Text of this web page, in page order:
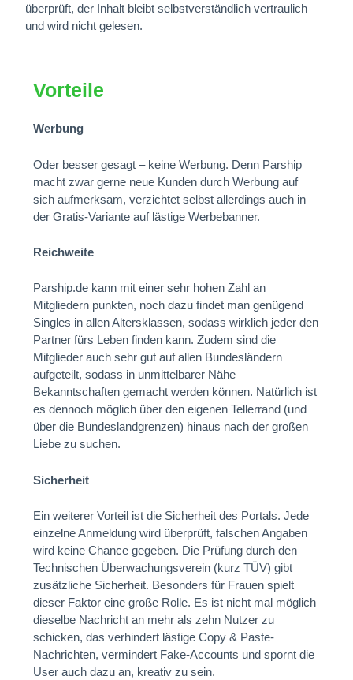
überprüft, der Inhalt bleibt selbstverständlich vertraulich
und wird nicht gelesen.
Vorteile
Werbung
Oder besser gesagt – keine Werbung. Denn Parship
macht zwar gerne neue Kunden durch Werbung auf
sich aufmerksam, verzichtet selbst allerdings auch in
der Gratis-Variante auf lästige Werbebanner.
Reichweite
Parship.de kann mit einer sehr hohen Zahl an
Mitgliedern punkten, noch dazu findet man genügend
Singles in allen Altersklassen, sodass wirklich jeder den
Partner fürs Leben finden kann. Zudem sind die
Mitglieder auch sehr gut auf allen Bundesländern
aufgeteilt, sodass in unmittelbarer Nähe
Bekanntschaften gemacht werden können. Natürlich ist
es dennoch möglich über den eigenen Tellerrand (und
über die Bundeslandgrenzen) hinaus nach der großen
Liebe zu suchen.
Sicherheit
Ein weiterer Vorteil ist die Sicherheit des Portals. Jede
einzelne Anmeldung wird überprüft, falschen Angaben
wird keine Chance gegeben. Die Prüfung durch den
Technischen Überwachungsverein (kurz TÜV) gibt
zusätzliche Sicherheit. Besonders für Frauen spielt
dieser Faktor eine große Rolle. Es ist nicht mal möglich
dieselbe Nachricht an mehr als zehn Nutzer zu
schicken, das verhindert lästige Copy & Paste-
Nachrichten, vermindert Fake-Accounts und spornt die
User auch dazu an, kreativ zu sein.